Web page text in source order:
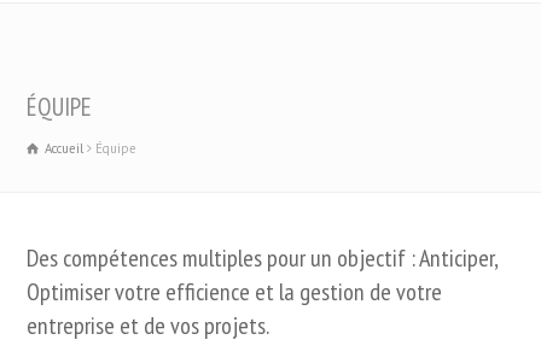
ÉQUIPE
Accueil Équipe
Des compétences multiples pour un objectif : Anticiper,
Optimiser votre efficience et la gestion de votre
entreprise et de vos projets.